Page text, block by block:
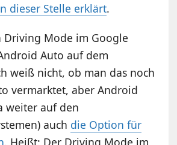
dieser Stelle erklärt.
Driving Mode im Google
Auto auf dem
weiß nicht, ob man das noch
vermarktet, aber Android
weiter auf den
auch die Option für
. Heißt: Der Driving Mode im